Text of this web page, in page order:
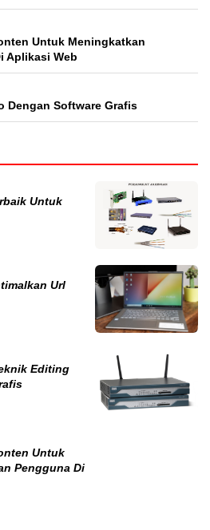
Untuk Meningkatkan
Aplikasi Web
Dengan Software Grafis
Untuk
Url
Editing
Untuk
Pengguna Di